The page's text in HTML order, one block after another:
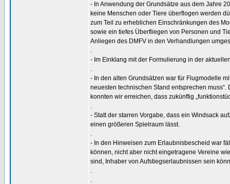
- In Anwendung der Grundsätze aus dem Jahre
keine Menschen oder Tiere überflogen werden
zum Teil zu erheblichen Einschränkungen des
sowie ein tiefes Überfliegen von Personen und
Anliegen des DMFV in den Verhandlungen
.
- Im Einklang mit der Formulierung in der
.
- In den alten Grundsätzen war für Flugmodelle
neuesten technischen Stand entsprechen
konnten wir erreichen, dass zukünftig
.
- Statt der starren Vorgabe, dass ein Windsack
einen größeren Spielraum lässt.
.
- In den Hinweisen zum Erlaubnisbescheid war
können, nicht aber nicht eingetragene Vereine
sind, Inhaber von Aufstiegserlaubnissen sein
.
.